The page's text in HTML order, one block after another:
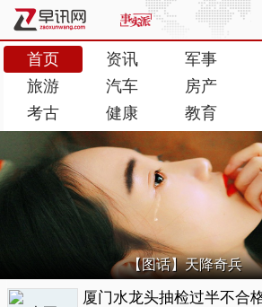
首页 资讯 军事
旅游
汽车 房产
考古
健康 教育
【图话】天降奇兵
厦门水龙头抽检过半不合